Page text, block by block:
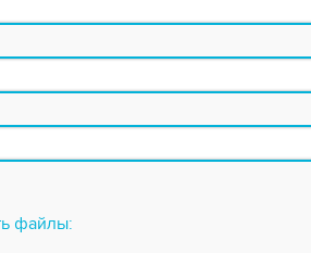
файлы: